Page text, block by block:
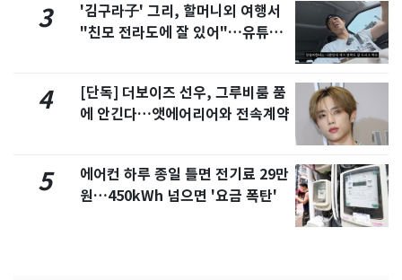
3
'김구라子' 그리, 할머니외 여행서
"친모 전라도에 잘 있어"…유튜브
4
[단독] 더보이즈 선우, 그루비룸 품
에 안긴다…앳에어리어와 전속계약
5
에어컨 하루 종일 틀면 전기료 29만
원…450kWh 넘으면 '요금 폭탄'